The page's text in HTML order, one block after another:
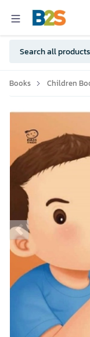
Books Children